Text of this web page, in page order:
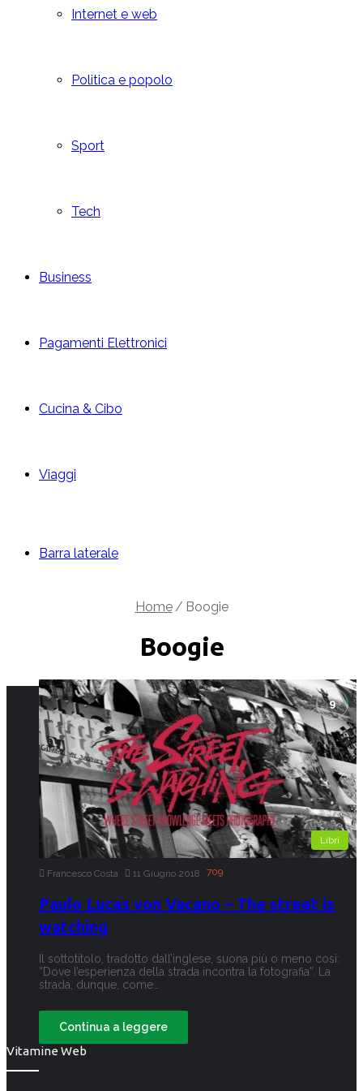
Internet e web
Politica e popolo
Sport
Tech
Business
Pagamenti Elettronici
Cucina & Cibo
Viaggi
Barra laterale
Home/ Boogie
Boogie
Libri
Francesco Costa 11 Giugno 2018 709
Paulo Lucas von Vacano – The street is
watching
Il sottotitolo, tradotto dall’inglese, suona più o meno così:
“Dove l’esperienza della strada incontra la fotografia”. La
strada, dunque, come…
Continua a leggere
Vitamine Web